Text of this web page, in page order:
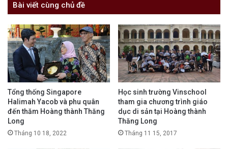
Bài viết cùng chủ đề
Tổng thống Singapore
Halimah Yacob và phu quân
đến thăm Hoàng thành Thăng
Long
Tháng 10 18, 2022
Học sinh trường Vinschool
tham gia chương trình giáo
dục di sản tại Hoàng thành
Thăng Long
Tháng 11 15, 2017